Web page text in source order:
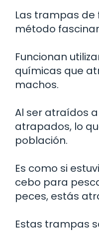
Las trampas
método
Funcionan
químicas que
machos.
Al ser atraídos
atrapados, lo
población.
Es como si
cebo para
peces, estás
Estas trampas